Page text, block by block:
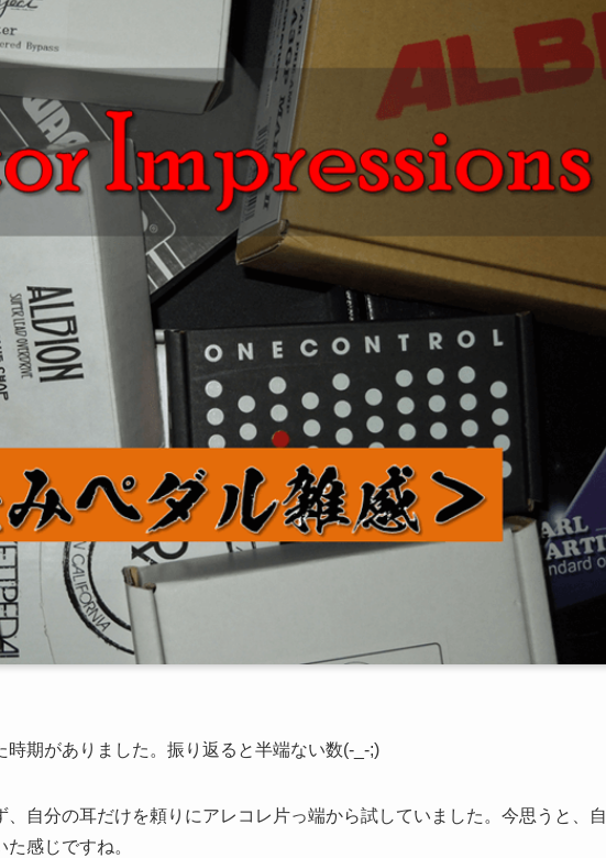
期がありました。振り返ると半端ない数(-_-;)
自分の耳だけを頼りにアレコレ片っ端から試していました。今思うと、自
感じですね。